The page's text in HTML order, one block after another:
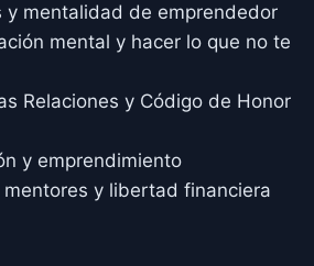
y mentalidad de emprendedor
mental y hacer lo que no te
Relaciones y Código de Honor
y emprendimiento
y libertad financiera